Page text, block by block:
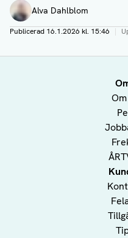
Alva Dahlblom
Publicerad 16.1.2026 kl. 15:46 |